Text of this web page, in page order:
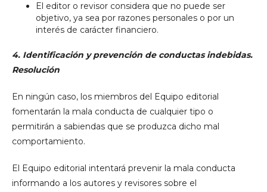
El editor o revisor considera que no puede ser
objetivo, ya sea por razones personales o por un
interés de carácter financiero.
4. Identificación y prevención de conductas indebidas.
Resolución
En ningún caso, los miembros del Equipo editorial
fomentarán la mala conducta de cualquier tipo o
permitirán a sabiendas que se produzca dicho mal
comportamiento.
El Equipo editorial intentará prevenir la mala conducta
informando a los autores y revisores sobre el